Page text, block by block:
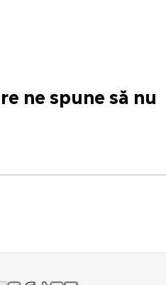
ne spune să nu